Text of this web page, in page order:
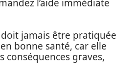
l’aide immédiate
doit jamais être pratiquée
bonne santé, car elle
conséquences graves,